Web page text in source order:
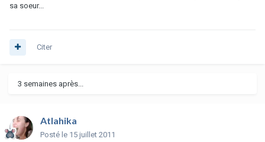
sa soeur...
Citer
3 semaines après...
Atlahika
Posté le 15 juillet 2011